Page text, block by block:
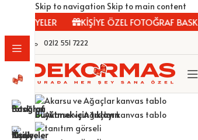
Skip to navigation Skip to main content
KİŞİYE ÖZEL FOTOĞRAF BASKILARI
0212 551 7222
Büyütmek için tıklayın